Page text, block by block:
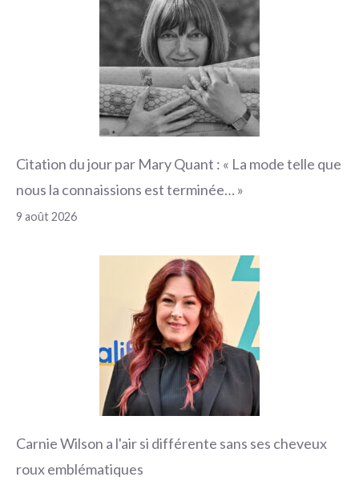
Citation du jour par Mary Quant : « La mode telle que
nous la connaissions est terminée… »
9 août 2026
Carnie Wilson a l'air si différente sans ses cheveux
roux emblématiques